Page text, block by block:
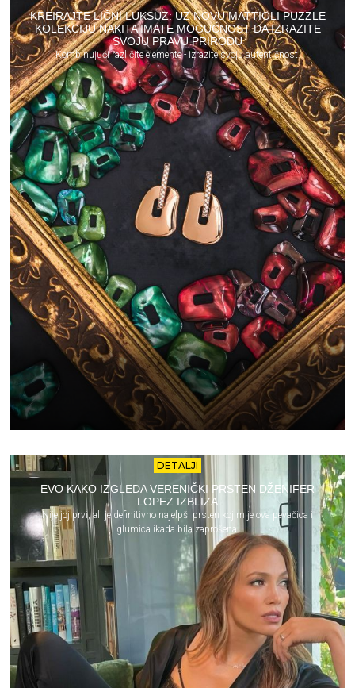
KREIRAJTE LIČNI LUKSUZ: UZ NOVU MATTIOLI PUZZLE
KOLEKCIJU NAKITA IMATE MOGUĆNOST DA IZRAZITE
SVOJU PRAVU PRIRODU
Kombinujući različite elemente - izrazite svoju autentičnost.
DETALJI
EVO KAKO IZGLEDA VERENIČKI PRSTEN DŽENIFER
LOPEZ IZBLIZA
Nije joj prvi, ali je definitivno najelpši prsten kojim je ova pevačica i
glumica ikada bila zaprošena.